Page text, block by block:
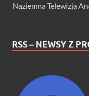
Naziemna Telewizja
RSS – NEWSY Z